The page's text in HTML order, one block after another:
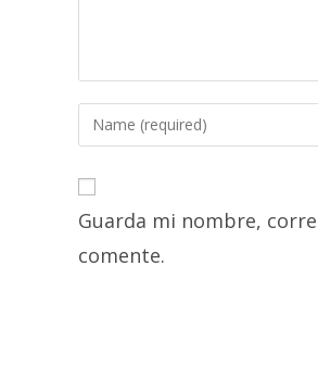
Enter
your
or
username
to
Guarda mi nombre,
comente.